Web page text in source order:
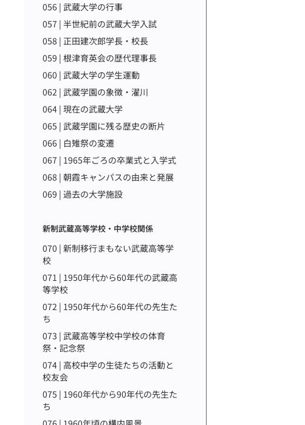
056 | 武蔵大学の行事
057 | 半世紀前の武蔵大学入試
058 | 正田建次郎学長・校長
059 | 根津育英会の歴代理事長
060 | 武蔵大学の学生運動
062 | 武蔵学園の象徴・濯川
064 | 現在の武蔵大学
065 | 武蔵学園に残る歴史の断片
066 | 白雉祭の変遷
067 | 1965年ごろの卒業式と入学式
068 | 朝霞キャンパスの由来と発展
069 | 過去の大学施設
新制武蔵高等学校・中学校関係
070 | 新制移行まもない武蔵高等学
校
071 | 1950年代から60年代の武蔵高
等学校
072 | 1950年代から60年代の先生た
ち
073 | 武蔵高等学校中学校の体育
祭・記念祭
074 | 高校中学の生徒たちの活動と
校友会
075 | 1960年代から90年代の先生た
ち